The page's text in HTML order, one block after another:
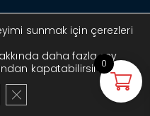
Design by
sunmak için çerezleri
daha fazla şey
kapatabilirsiniz.
GDPR çerez şeridini kapat
0